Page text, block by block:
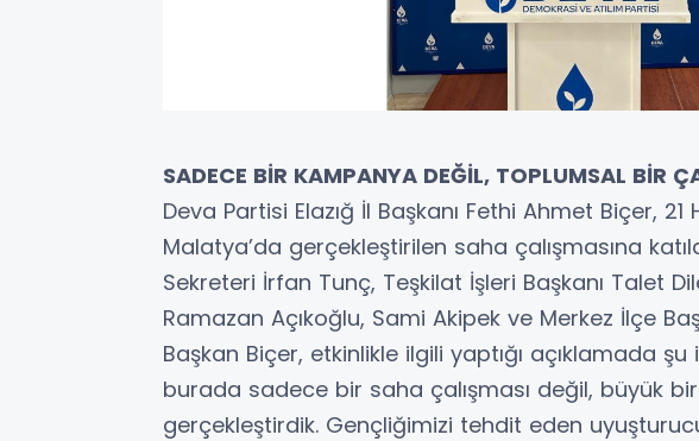
SADECE BİR KAMPANYA DEĞİL, TOPLUMSAL BİR
Deva Partisi Elazığ İl Başkanı Fethi Ahmet Biçer,
Malatya’da gerçekleştirilen saha çalışmasına
Sekreteri İrfan Tunç, Teşkilat İşleri Başkanı Talet
Ramazan Açıkoğlu, Sami Akipek ve Merkez İlçe
Başkan Biçer, etkinlikle ilgili yaptığı açıklamada
burada sadece bir saha çalışması değil, büyük
gerçekleştirdik. Gençliğimizi tehdit eden